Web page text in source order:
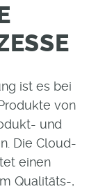
ist es bei
von
und
Die Cloud-
einen
Qualitäts-,